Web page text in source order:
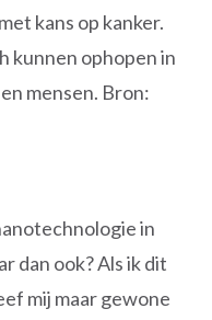
kans op kanker.
kunnen ophopen in
mensen. Bron:
in
dan ook? Als ik dit
mij maar gewone